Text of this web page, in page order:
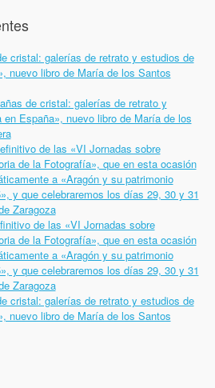
cristal: galerías de retrato y estudios de
nuevo libro de María de los Santos
de cristal: galerías de retrato y
España», nuevo libro de María de los
de las «VI Jornadas sobre
de la Fotografía», que en esta ocasión
a «Aragón y su patrimonio
y que celebraremos los días 29, 30 y 31
Zaragoza
de las «VI Jornadas sobre
de la Fotografía», que en esta ocasión
a «Aragón y su patrimonio
y que celebraremos los días 29, 30 y 31
Zaragoza
cristal: galerías de retrato y estudios de
nuevo libro de María de los Santos